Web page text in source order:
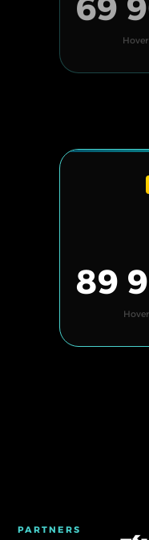
89
PARTNERS